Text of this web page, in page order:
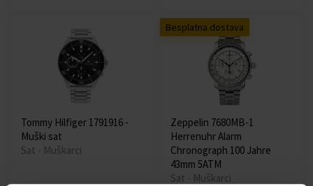
Tommy Hilfiger 1791916 -
Muški sat
Sat - Muškarci
Besplatna dostava
Zeppelin 7680MB-1
Herrenuhr Alarm
Chronograph 100 Jahre
43mm 5ATM
Sat - Muškarci